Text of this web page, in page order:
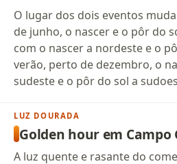
O lugar dos dois eventos
de junho, o nascer e o pôr do
com o nascer a nordeste e o
verão, perto de dezembro, o
sudeste e o pôr do sol a
LUZ DOURADA
Golden hour em Campo
A luz quente e rasante do